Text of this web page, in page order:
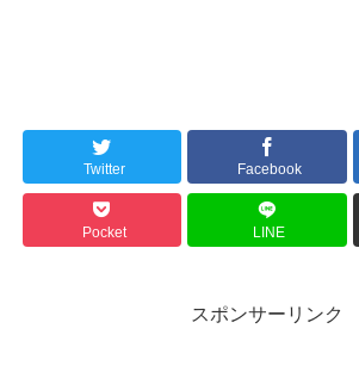
Twitter Facebook
Pocket LINE
スポンサーリンク